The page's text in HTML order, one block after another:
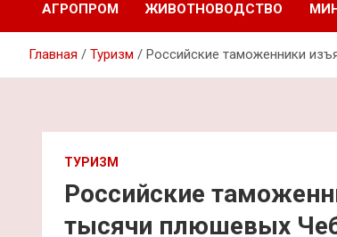
АГРОПРОМ ЖИВОТНОВОДСТВО
Главная Туризм Российские таможенники
ТУРИЗМ
Российские
тысячи плюшевых